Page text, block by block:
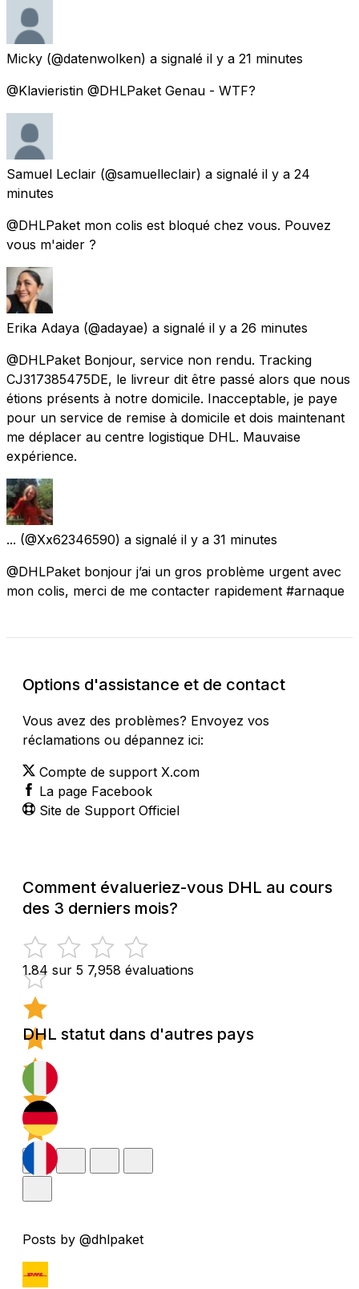
Micky (@datenwolken) a signalé il y a 21 minutes
@Klavieristin @DHLPaket Genau - WTF?
Samuel Leclair (@samuelleclair) a signalé il y a 24
minutes
@DHLPaket mon colis est bloqué chez vous. Pouvez
vous m'aider ?
Erika Adaya (@adayae) a signalé il y a 26 minutes
@DHLPaket Bonjour, service non rendu. Tracking
CJ317385475DE, le livreur dit être passé alors que nous
étions présents à notre domicile. Inacceptable, je paye
pour un service de remise à domicile et dois maintenant
me déplacer au centre logistique DHL. Mauvaise
expérience.
... (@Xx62346590) a signalé il y a 31 minutes
@DHLPaket bonjour j’ai un gros problème urgent avec
mon colis, merci de me contacter rapidement #arnaque
Options d'assistance et de contact
Vous avez des problèmes? Envoyez vos
réclamations ou dépannez ici:
Compte de support X.com
La page Facebook
Site de Support Officiel
Comment évalueriez-vous DHL au cours
des 3 derniers mois?
1.84 sur 5 7,958 évaluations
DHL statut dans d'autres pays
Posts by @dhlpaket